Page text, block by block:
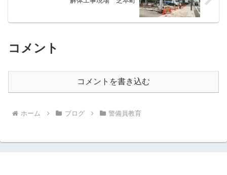
コメント
コメントを書き込む
ホーム ブログ 警備員教育